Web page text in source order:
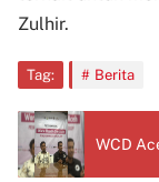
Zulhir.
Tag: Berita
WCD